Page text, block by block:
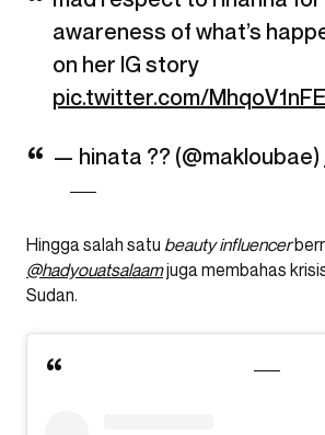
awareness of what’s
on her IG story
pic.twitter.com/
— hinata ?? (@makloubae)
Hingga salah satu beauty influencer
@hadyouatsalaamjuga membahas
Sudan.